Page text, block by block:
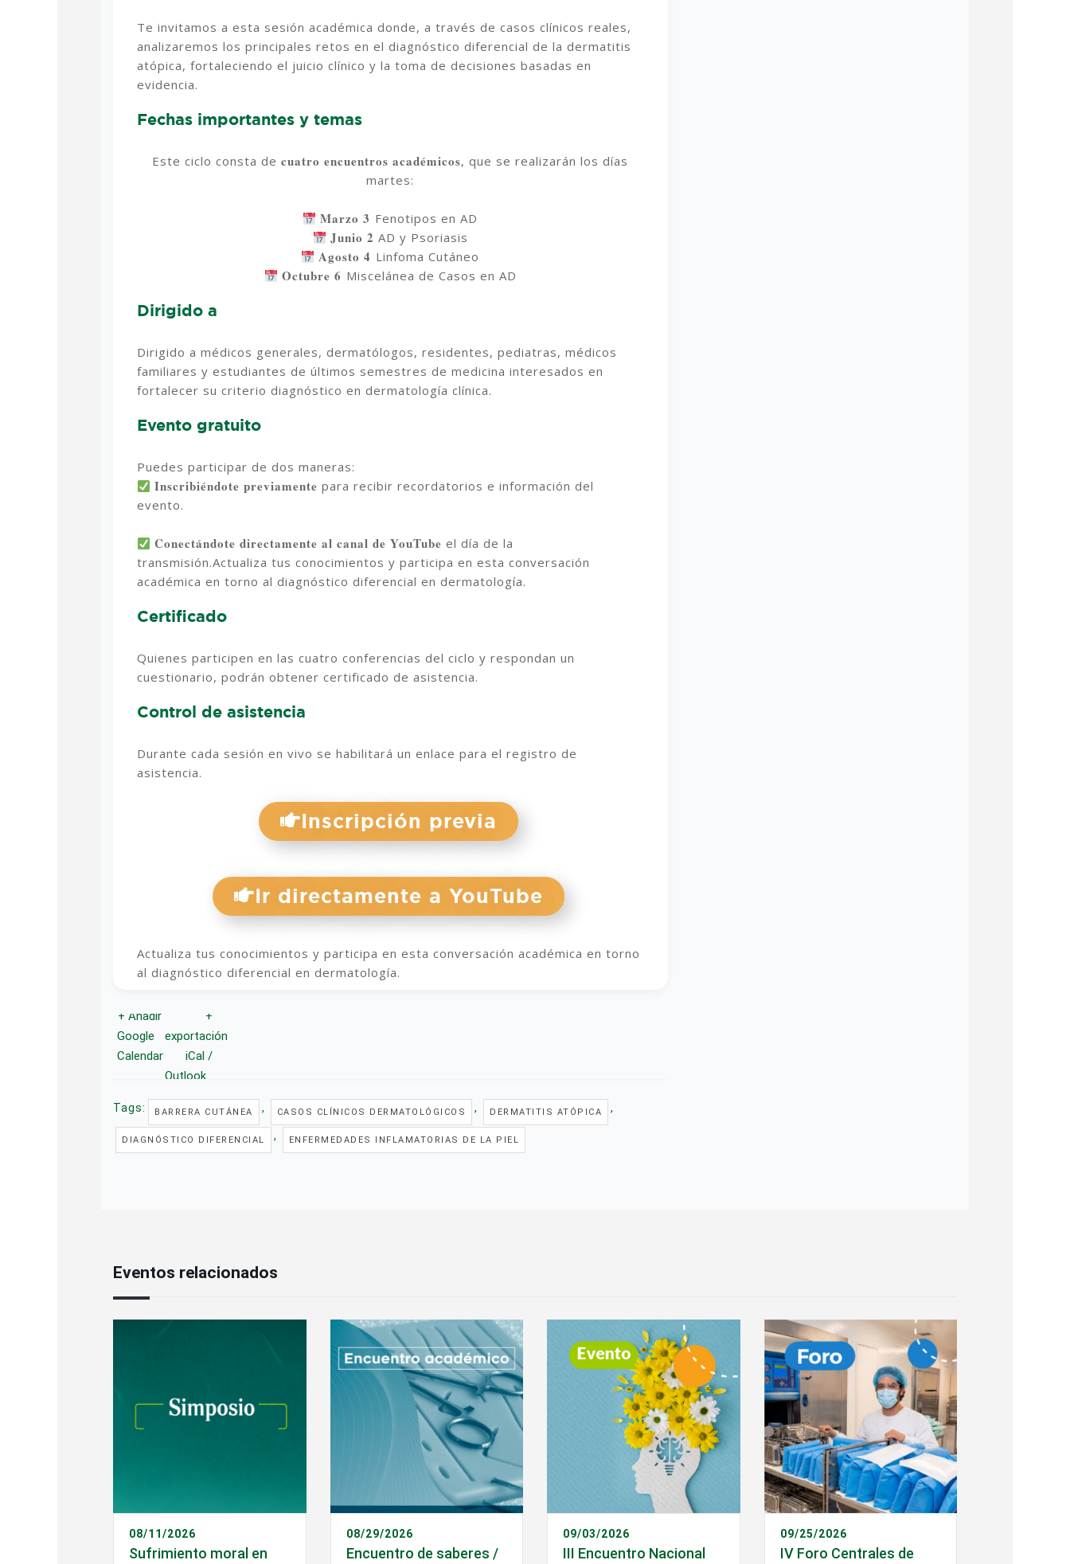
Te invitamos a esta sesión académica donde, a través de casos clínicos reales,
analizaremos los principales retos en el diagnóstico diferencial de la dermatitis
atópica, fortaleciendo el juicio clínico y la toma de decisiones basadas en
evidencia.
Fechas importantes y temas
Este ciclo consta decuatro encuentros académicos, que se realizarán los días
martes:
Marzo 3 Fenotipos en AD
Junio 2 AD y Psoriasis
Agosto 4 Linfoma Cutáneo
Octubre 6 ⁠ Miscelánea de Casos en AD
Dirigido a
Dirigido a médicos generales, dermatólogos, residentes, pediatras, médicos
familiares y estudiantes de últimos semestres de medicina interesados en
fortalecer su criterio diagnóstico en dermatología clínica.
Evento gratuito
Puedes participar de dos maneras:
Inscribiéndote previamente para recibir recordatorios e información del
evento.
Conectándote directamente al canal de YouTube el día de la
transmisión.Actualiza tus conocimientos y participa en esta conversación
académica en torno al diagnóstico diferencial en dermatología.
Certificado
Quienes participen en las cuatro conferencias del ciclo y respondan un
cuestionario, podrán obtener certificado de asistencia.
Control de asistencia
Durante cada sesión en vivo se habilitará un enlace para el registro de
asistencia.
Inscripción previa
Ir directamente a YouTube
Actualiza tus conocimientos y participa en esta conversación académica en torno
al diagnóstico diferencial en dermatología.
+ Añadir
Google
Calendar
+
exportación
iCal /
Outlook
Tags: BARRERA CUTÁNEA , CASOS CLÍNICOS DERMATOLÓGICOS , DERMATITIS ATÓPICA ,
DIAGNÓSTICO DIFERENCIAL , ENFERMEDADES INFLAMATORIAS DE LA PIEL
Eventos relacionados
08/11/2026
Sufrimiento moral en
08/29/2026
Encuentro de saberes /
09/03/2026
III Encuentro Nacional
09/25/2026
IV Foro Centrales de